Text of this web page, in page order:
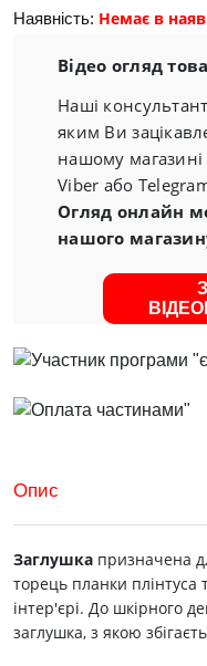
Наявність: Немає в
Відео огляд
Наші
яким Ви
нашому магазині
Viber або
Огляд онлайн
нашого
Опис
Заглушка призначена
торець планки плінтуса
інтер'єрі. До шкірного
заглушка, з якою